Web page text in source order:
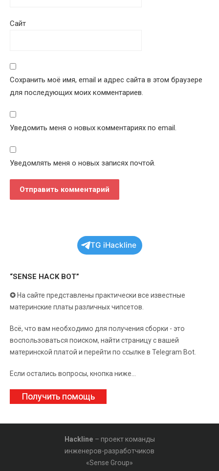
Сайт
Сохранить моё имя, email и адрес сайта в этом браузере
для последующих моих комментариев.
Уведомить меня о новых комментариях по email.
Уведомлять меня о новых записях почтой.
TG iHackline
“SENSE HACK BOT”
✪На сайте представлены практически все известные
материнские платы различных чипсетов.
Всё, что вам необходимо для получения сборки - это
воспользоваться поиском, найти страницу с вашей
материнской платой и перейти по ссылке в Telegram Bot.
Если остались вопросы, кнопка ниже...
Получить помощь
Hackline – проект команды
инженеров-разработчиков
«Sense Group»